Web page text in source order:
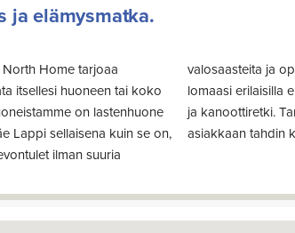
ja elämysmatka.
Home tarjoaa
itsellesi huoneen tai koko
on lastenhuone
Lappi sellaisena kuin se on,
ilman suuria
Täydennä
pihasauna, valokuvausretki
palvelun, jossa menemme
asiakkaan tahdin